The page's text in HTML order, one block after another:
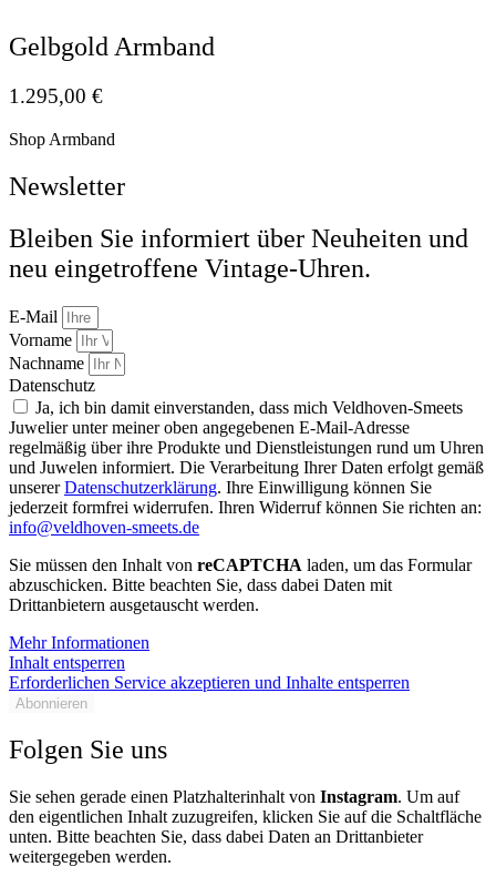
Gelbgold Armband
1.295,00 €
Shop Armband
Newsletter
Bleiben Sie informiert über Neuheiten und
neu eingetroffene Vintage-Uhren.
E-Mail
Vorname
Nachname
Datenschutz
Ja, ich bin damit einverstanden, dass mich Veldhoven-Smeets
Juwelier unter meiner oben angegebenen E-Mail-Adresse
regelmäßig über ihre Produkte und Dienstleistungen rund um Uhren
und Juwelen informiert. Die Verarbeitung Ihrer Daten erfolgt gemäß
unsererDatenschutzerklärung. Ihre Einwilligung können Sie
jederzeit formfrei widerrufen. Ihren Widerruf können Sie richten an:
info@veldhoven-smeets.de
Sie müssen den Inhalt von reCAPTCHA laden, um das Formular
abzuschicken. Bitte beachten Sie, dass dabei Daten mit
Drittanbietern ausgetauscht werden.
Mehr Informationen
Inhalt entsperren
Erforderlichen Service akzeptieren und Inhalte entsperren
Abonnieren
Folgen Sie uns
Sie sehen gerade einen Platzhalterinhalt von Instagram. Um auf
den eigentlichen Inhalt zuzugreifen, klicken Sie auf die Schaltfläche
unten. Bitte beachten Sie, dass dabei Daten an Drittanbieter
weitergegeben werden.